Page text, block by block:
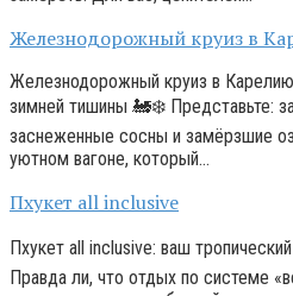
Железнодорожный круиз в
Железнодорожный круиз в
зимней тишины 🚂❄️ Представьте:
заснеженные сосны и замёрзшие
уютном вагоне, который…
Пхукет all inclusive
Пхукет all inclusive: ваш
Правда ли, что отдых по системе